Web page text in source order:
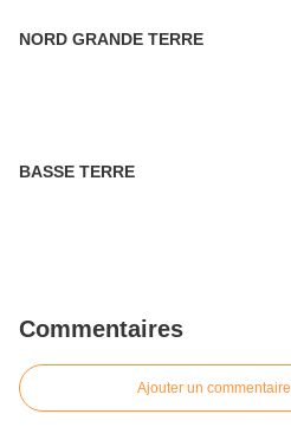
NORD GRANDE TERRE
BASSE TERRE
Commentaires
Ajouter un commentaire